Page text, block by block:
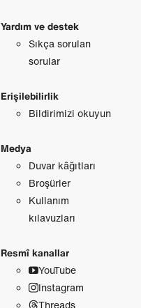
Yardım ve destek
Sıkça sorulan
sorular
Erişilebilirlik
Bildirimizi okuyun
Medya
Duvar kâğıtları
Broşürler
Kullanım
kılavuzları
Resmî kanallar
YouTube
Instagram
Threads